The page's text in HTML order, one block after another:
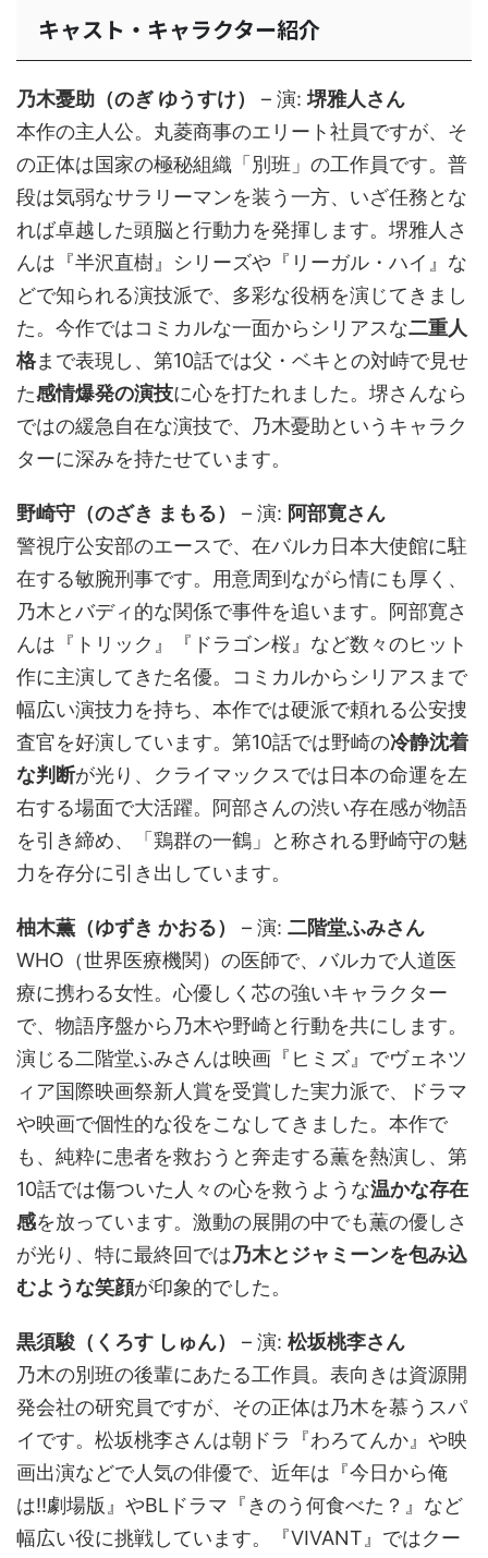
キャスト・キャラクター紹介
乃木憂助（のぎ ゆうすけ） – 演:堺雅人さん
本作の主人公。丸菱商事のエリート社員ですが、そ
の正体は国家の極秘組織「別班」の工作員です。普
段は気弱なサラリーマンを装う一方、いざ任務とな
れば卓越した頭脳と行動力を発揮します。堺雅人さ
んは『半沢直樹』シリーズや『リーガル・ハイ』な
どで知られる演技派で、多彩な役柄を演じてきまし
た。今作ではコミカルな一面からシリアスな二重人
格まで表現し、第10話では父・ベキとの対峙で見せ
た感情爆発の演技に心を打たれました。堺さんなら
ではの緩急自在な演技で、乃木憂助というキャラク
ターに深みを持たせています。
野崎守（のざき まもる） – 演: 阿部寛さん
警視庁公安部のエースで、在バルカ日本大使館に駐
在する敏腕刑事です。用意周到ながら情にも厚く、
乃木とバディ的な関係で事件を追います。阿部寛さ
んは『トリック』『ドラゴン桜』など数々のヒット
作に主演してきた名優。コミカルからシリアスまで
幅広い演技力を持ち、本作では硬派で頼れる公安捜
査官を好演しています。第10話では野崎の冷静沈着
な判断が光り、クライマックスでは日本の命運を左
右する場面で大活躍。阿部さんの渋い存在感が物語
を引き締め、「鶏群の一鶴」と称される野崎守の魅
力を存分に引き出しています。
柚木薫（ゆずき かおる） – 演: 二階堂ふみさん
WHO（世界医療機関）の医師で、バルカで人道医
療に携わる女性。心優しく芯の強いキャラクター
で、物語序盤から乃木や野崎と行動を共にします。
演じる二階堂ふみさんは映画『ヒミズ』でヴェネツ
ィア国際映画祭新人賞を受賞した実力派で、ドラマ
や映画で個性的な役をこなしてきました。本作で
も、純粋に患者を救おうと奔走する薫を熱演し、第
10話では傷ついた人々の心を救うような温かな存在
感を放っています。激動の展開の中でも薫の優しさ
が光り、特に最終回では乃木とジャミーンを包み込
むような笑顔が印象的でした。
黒須駿（くろす しゅん） – 演: 松坂桃李さん
乃木の別班の後輩にあたる工作員。表向きは資源開
発会社の研究員ですが、その正体は乃木を慕うスパ
イです。松坂桃李さんは朝ドラ『わろてんか』や映
画出演などで人気の俳優で、近年は『今日から俺
は!!劇場版』やBLドラマ『きのう何食べた？』など
幅広い役に挑戦しています。『VIVANT』ではクー